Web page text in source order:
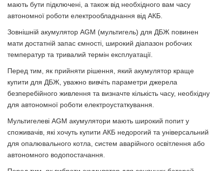
мають бути підключені, а також від необхідного вам часу
автономної роботи електрообладнання від АКБ.
Зовнішній акумулятор AGM (мультигель) для ДБЖ повинен
мати достатній запас ємності, широкий діапазон робочих
температур та тривалий термін експлуатації.
Перед тим, як прийняти рішення, який акумулятор краще
купити для ДБЖ, уважно вивчіть параметри джерела
безперебійного живлення та визначте кількість часу, необхідну
для автономної роботи електроустаткування.
Мультигелеві AGM акумулятори мають широкий попит у
споживачів, які хочуть купити АКБ недорогий та універсальний
для опалювального котла, систем аварійного освітлення або
автономного водопостачання.